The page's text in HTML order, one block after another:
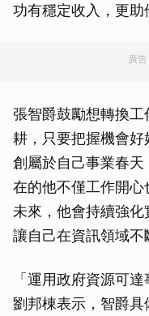
功有穩定收入，更助
廣
張智爵鼓勵想轉換
耕，只要把握機會
創屬於自己事業春
在的他不僅工作開
未來，他會持續強化
讓自己在資訊領域不
「運用政府資源可
劉邦棟表示，智爵